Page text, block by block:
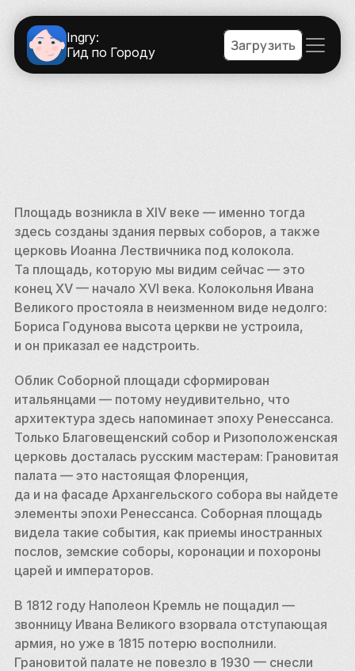
Ingry:
Гид по Городу
Загрузить
Площадь возникла в XIV веке — именно тогда
здесь созданы здания первых соборов, а также
церковь Иоанна Лествичника под колокола.
Та площадь, которую мы видим сейчас — это
конец XV — начало XVI века. Колокольня Ивана
Великого простояла в неизменном виде недолго:
Бориса Годунова высота церкви не устроила,
и он приказал ее надстроить.
Облик Соборной площади сформирован
итальянцами — потому неудивительно, что
архитектура здесь напоминает эпоху Ренессанса.
Только Благовещенский собор и Ризоположенская
церковь досталась русским мастерам: Грановитая
палата — это настоящая Флоренция,
да и на фасаде Архангельского собора вы найдете
элементы эпохи Ренессанса. Соборная площадь
видела такие события, как приемы иностранных
послов, земские соборы, коронации и похороны
царей и императоров.
В 1812 году Наполеон Кремль не пощадил —
звонницу Ивана Великого взорвала отступающая
армия, но уже в 1815 потерю восполнили.
Грановитой палате не повезло в 1930 — снесли